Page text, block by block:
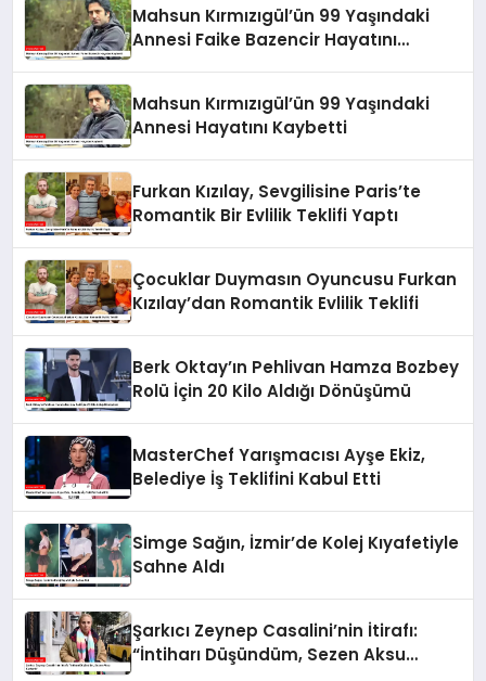
Mahsun Kırmızıgül’ün 99 Yaşındaki
Annesi Faike Bazencir Hayatını
Mahsun Kırmızıgül’ün 99 Yaşındaki
Annesi Hayatını Kaybetti
Furkan Kızılay, Sevgilisine Paris’te
Romantik Bir Evlilik Teklifi Yaptı
Çocuklar Duymasın Oyuncusu Furkan
Kızılay’dan Romantik Evlilik Teklifi
Berk Oktay’ın Pehlivan Hamza Bozbey
Rolü İçin 20 Kilo Aldığı Dönüşümü
MasterChef Yarışmacısı Ayşe Ekiz,
Belediye İş Teklifini Kabul Etti
Simge Sağın, İzmir’de Kolej Kıyafetiyle
Sahne Aldı
Şarkıcı Zeynep Casalini’nin İtirafı:
“İntiharı Düşündüm, Sezen Aksu